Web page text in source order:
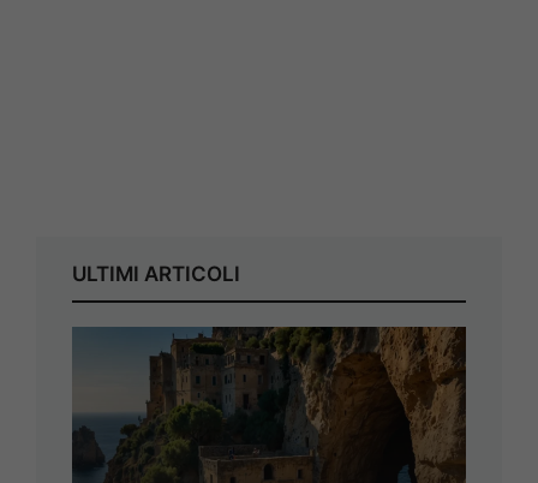
ULTIMI ARTICOLI